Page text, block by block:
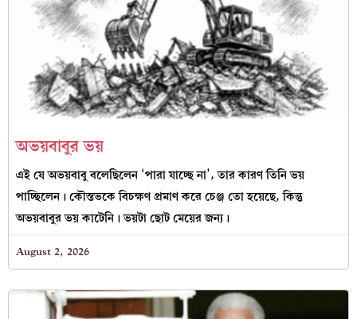
অভয়বাবুর ভয়
এই যে অভয়বাবু বলেছিলেন ‘পারা যাচ্ছে না’, তার কারণ তিনি ভয়
পাচ্ছিলেন। কৌস্তভকে বিচক্ষণ প্রমাণ করে চেঞ্জ তো হয়েছে, কিন্তু
অভয়বাবুর ভয় কাটেনি। ভয়টা ছোট মেয়ের জন্য।
August 2, 2026